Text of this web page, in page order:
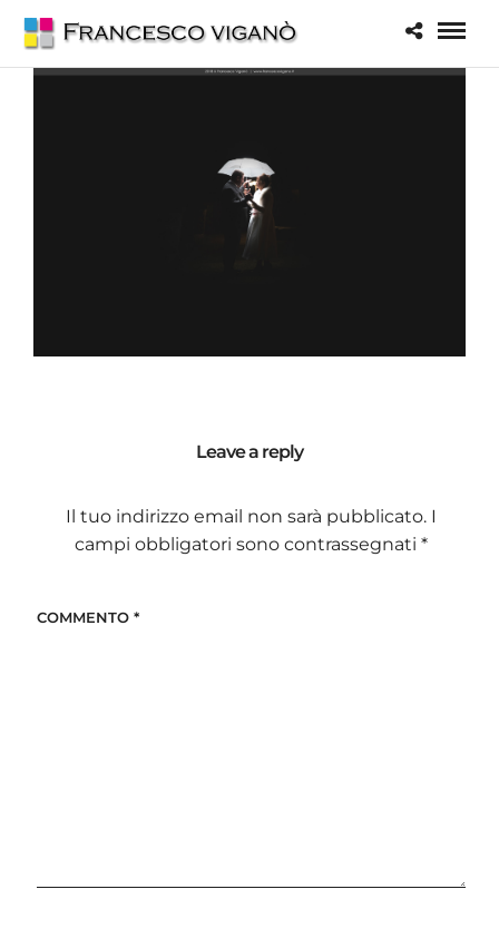
Leave a reply
Il tuo indirizzo email non sarà pubblicato. I
campi obbligatori sono contrassegnati *
COMMENTO *